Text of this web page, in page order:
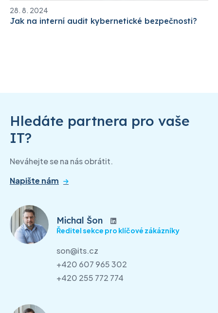
28. 8. 2024
Jak na interní audit kybernetické bezpečnosti?
Hledáte partnera pro vaše
IT?
Neváhejte se na nás obrátit.
Napište nám
Michal Šon
Ředitel sekce pro klíčové zákázníky
son@its.cz
+420 607 965 302
+420 255 772 774